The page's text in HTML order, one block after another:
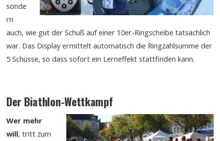
sonde
rn
auch, wie gut der Schuß auf einer 10er-Ringscheibe tatsächlich
war. Das Display ermittelt automatisch die Ringzahlsumme der
5 Schüsse, so dass sofort ein Lerneffekt stattfinden kann.
Der Biathlon-Wettkampf
Wer mehr
will, tritt zum